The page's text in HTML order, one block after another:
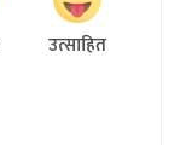
उत्साहित